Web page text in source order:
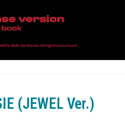
(JEWEL Ver.)